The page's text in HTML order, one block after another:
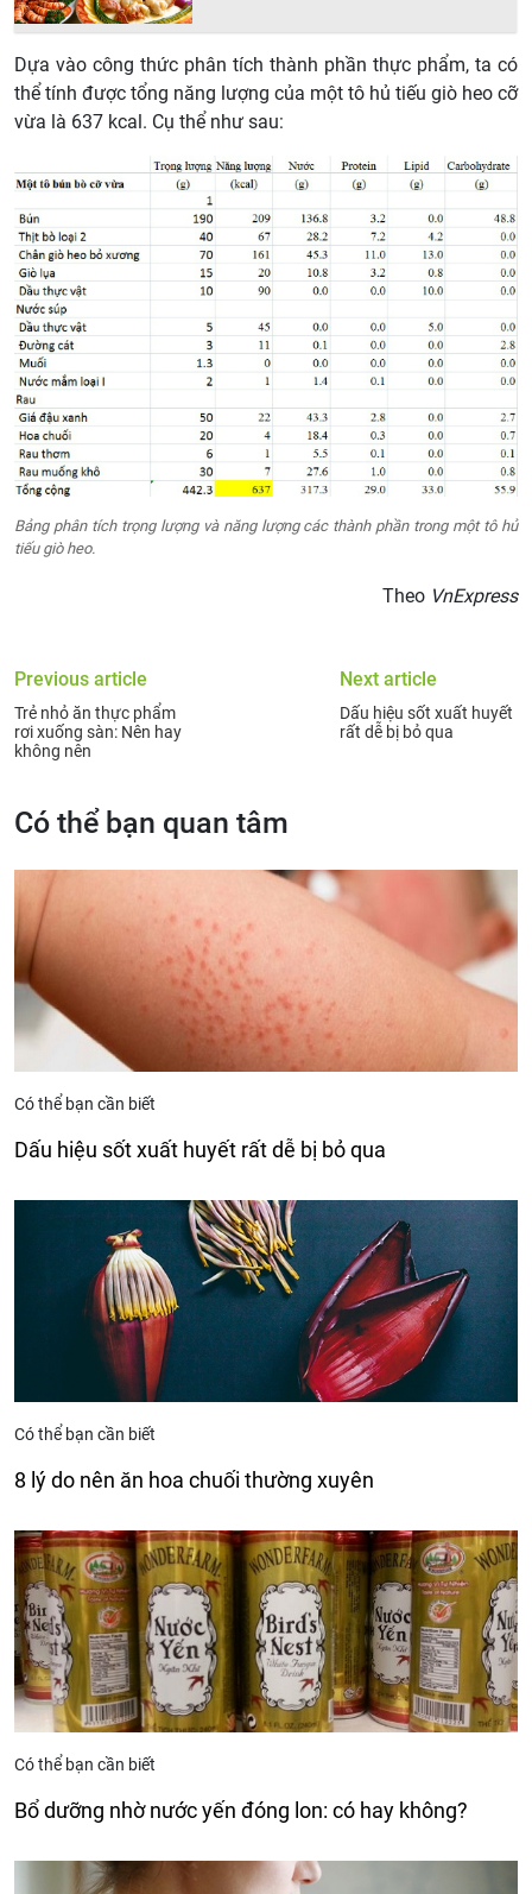
Dựa vào công thức phân tích thành phần thực phẩm, ta có
thể tính được tổng năng lượng của một tô hủ tiếu giò heo cỡ
vừa là 637 kcal. Cụ thể như sau:
Bảng phân tích trọng lượng và năng lượng các thành phần trong một tô hủ
tiếu giò heo.
Theo VnExpress
Previous article
Trẻ nhỏ ăn thực phẩm
rơi xuống sàn: Nên hay
không nên
Next article
Dấu hiệu sốt xuất huyết
rất dễ bị bỏ qua
Có thể bạn quan tâm
Có thể bạn cần biết
Dấu hiệu sốt xuất huyết rất dễ bị bỏ qua
Có thể bạn cần biết
8 lý do nên ăn hoa chuối thường xuyên
Có thể bạn cần biết
Bổ dưỡng nhờ nước yến đóng lon: có hay không?